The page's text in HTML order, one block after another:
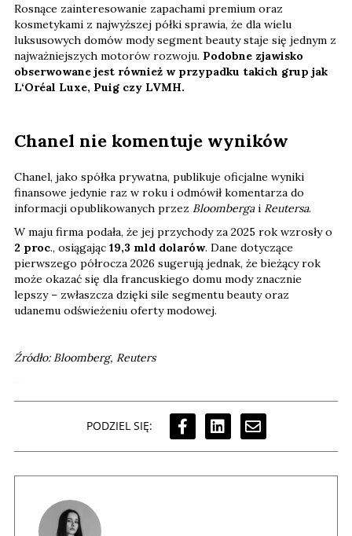
Rosnące zainteresowanie zapachami premium oraz
kosmetykami z najwyższej półki sprawia, że dla wielu
luksusowych domów mody segment beauty staje się jednym z
najważniejszych motorów rozwoju. Podobne zjawisko
obserwowane jest również w przypadku takich grup jak
L‘Oréal Luxe, Puig czy LVMH.
Chanel nie komentuje wyników
Chanel, jako spółka prywatna, publikuje oficjalne wyniki
finansowe jedynie raz w roku i odmówił komentarza do
informacji opublikowanych przez Bloombergai Reutersa.
W maju firma podała, że jej przychody za 2025 rok wzrosły o
2 proc., osiągając 19,3 mld dolarów. Dane dotyczące
pierwszego półrocza 2026 sugerują jednak, że bieżący rok
może okazać się dla francuskiego domu mody znacznie
lepszy – zwłaszcza dzięki sile segmentu beauty oraz
udanemu odświeżeniu oferty modowej.
Źródło: Bloomberg, Reuters
PODZIEL SIĘ: